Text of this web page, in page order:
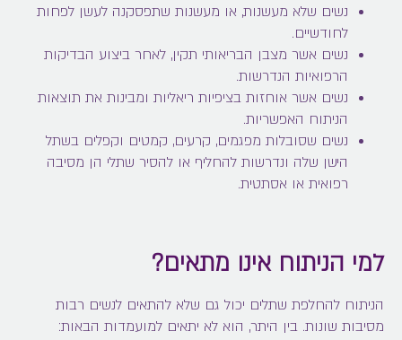
נשים שלא מעשנות, או מעשנות שתפסקנה לעשן לפחות
לחודשיים.
נשים אשר מצבן הבריאותי תקין, לאחר ביצוע הבדיקות
הרפואיות הנדרשות.
נשים אשר אוחזות בציפיות ריאליות ומבינות את תוצאות
הניתוח האפשריות.
נשים שסובלות מפגמים, קרעים, קמטים וקפלים בשתל
הישן שלה ונדרשות להחליף או להסיר שתלי הן מסיבה
רפואית או אסתטית.
למי הניתוח אינו מתאים?
הניתוח להחלפת שתלים יכול גם שלא להתאים לנשים רבות
מסיבות שונות. בין היתר, הוא לא יתאים למועמדות הבאות: